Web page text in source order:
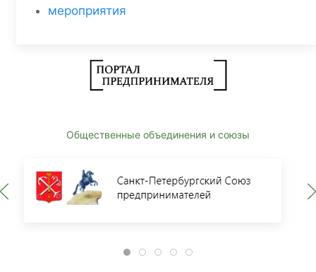
мероприятия
Общественные объединения и союзы